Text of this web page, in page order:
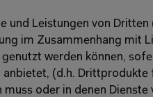
und Leistungen von
im Zusammenhang mit
genutzt werden können,
anbietet, (d.h. Drittprodukte
muss oder in denen